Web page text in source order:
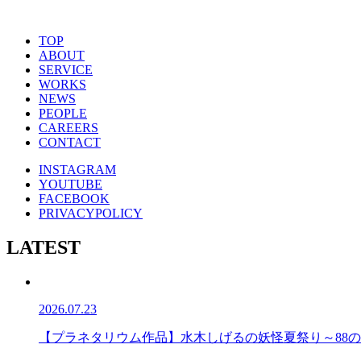
TOP
ABOUT
SERVICE
WORKS
NEWS
PEOPLE
CAREERS
CONTACT
INSTAGRAM
YOUTUBE
FACEBOOK
PRIVACYPOLICY
LATEST
2026.07.23
【プラネタリウム作品】水木しげるの妖怪夏祭り～88